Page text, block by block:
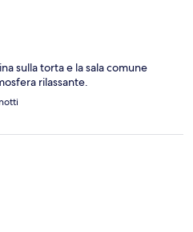
sulla torta e la sala comune
rilassante.